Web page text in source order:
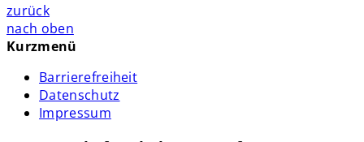
zurück
nach oben
Kurzmenü
Barrierefreiheit
Datenschutz
Impressum